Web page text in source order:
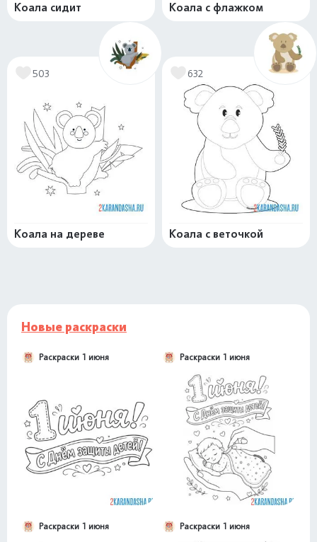
Коала сидит Коала с флажком
503
Коала на дереве
632
Коала с веточкой
Новые раскраски
Раскраски 1 июня Раскраски 1 июня
Раскраски 1 июня Раскраски 1 июня